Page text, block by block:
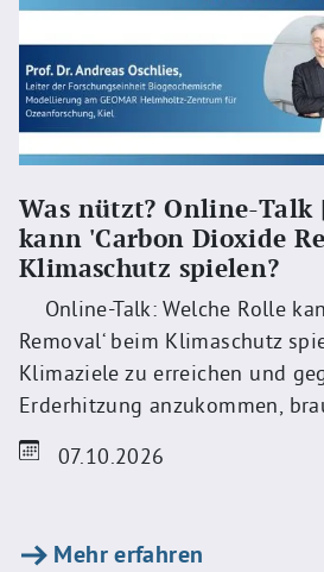
Was nützt? Online-Talk
kann 'Carbon Dioxide
Klimaschutz spielen?
Online-Talk: Welche Rolle
Removal‘ beim Klimaschutz
Klimaziele zu erreichen und
Erderhitzung anzukommen,
07.10.2026
Mehr erfahren